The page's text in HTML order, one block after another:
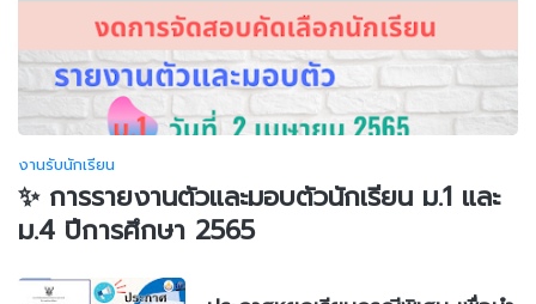
งานรับนักเรียน
✨ การรายงานตัวและมอบตัวนักเรียน ม.1 และ
ม.4 ปีการศึกษา 2565